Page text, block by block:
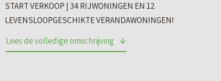
START VERKOOP | 34 RIJWONINGEN EN 12
LEVENSLOOPGESCHIKTE VERANDAWONINGEN!
– Zaterdag 24 mei van 11:00 tot 13.00 uur
Lees de volledige omschrijving